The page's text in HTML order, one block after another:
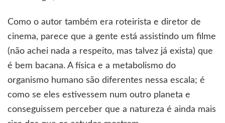
Como o autor também era roteirista e diretor de
cinema, parece que a gente está assistindo um filme
(não achei nada a respeito, mas talvez já exista) que
é bem bacana. A física e a metabolismo do
organismo humano são diferentes nessa escala; é
como se eles estivessem num outro planeta e
conseguissem perceber que a natureza é ainda mais